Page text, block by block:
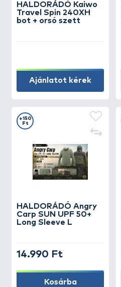
HALDORÁDÓ Kaiwo
Travel Spin 240XH
bot + orsó szett
Ajánlatot kérek
HALDORÁDÓ Angry
Carp SUN UPF 50+
Long Sleeve L
+150
Ft
14.990 Ft
Kosárba